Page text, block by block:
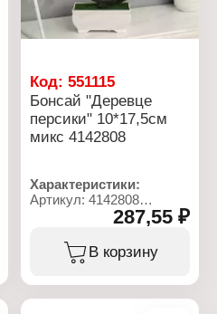
Код:551115
Бонсай "Деревце
персики" 10*17,5см
микс 4142808
Характеристики:
Артикул: 4142808
Декоративное украшение
Вариация: Бонсай
Дизайн: Искусственный
287,55 ₽
В корзину